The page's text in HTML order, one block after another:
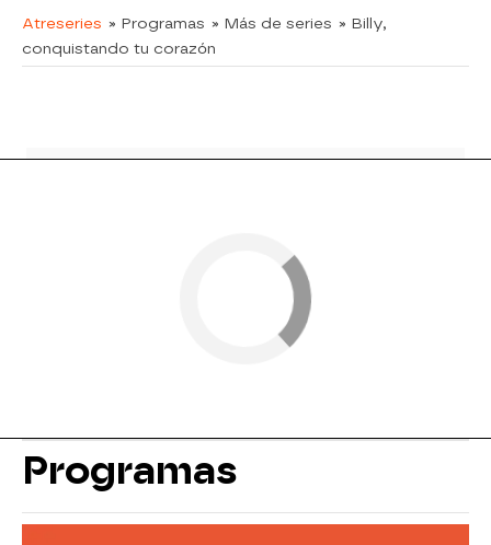
Atreseries » Programas » Más de series » Billy,
conquistando tu corazón
Programas